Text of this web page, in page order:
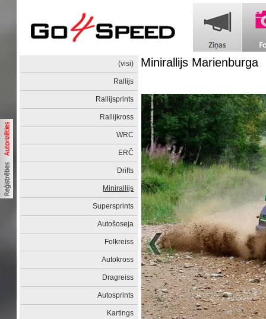
(visi)
Rallijs
Rallijsprints
Rallijkross
WRC
ERČ
Drifts
Minirallijs
Supersprints
Autošoseja
Folkreiss
Autokross
Dragreiss
Autosprints
Kartings
Minirallijs Marienburga